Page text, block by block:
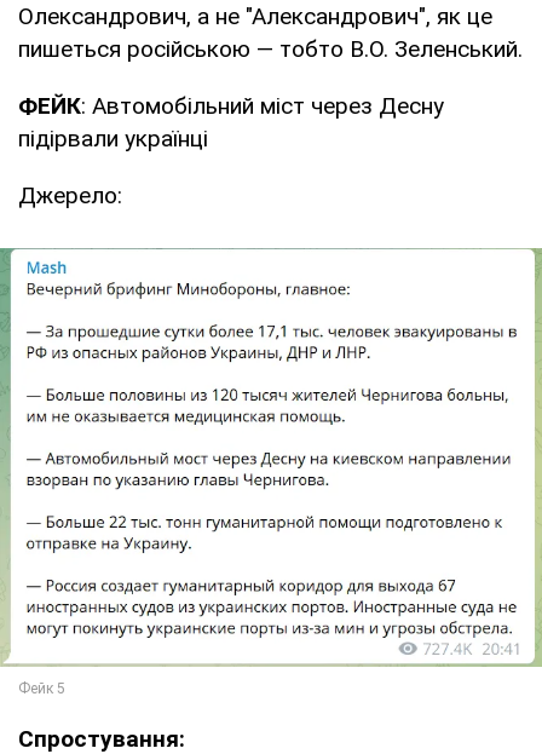
Олександрович, а не "Александрович", як це
пишеться російською — тобто В.О. Зеленський.
ФЕЙК: Автомобільний міст через Десну
підірвали українці
Джерело:
Спростування: